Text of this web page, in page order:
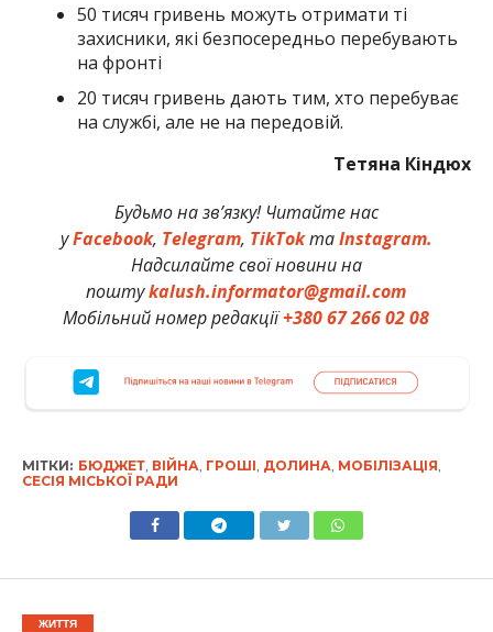
50 тисяч гривень можуть отримати ті
захисники, які безпосередньо перебувають
на фронті
20 тисяч гривень дають тим, хто перебуває
на службі, але не на передовій.
Тетяна Кіндюх
Будьмо на зв’язку! Читайте нас
уFacebook, Telegram, TikTokтаInstagram.
Надсилайте свої новини на
поштуkalush.informator@gmail.com
Мобільний номер редакції+380 67 266 02 08
МІТКИ: БЮДЖЕТ, ВІЙНА, ГРОШІ, ДОЛИНА, МОБІЛІЗАЦІЯ,
СЕСІЯ МІСЬКОЇ РАДИ
ЖИТТЯ